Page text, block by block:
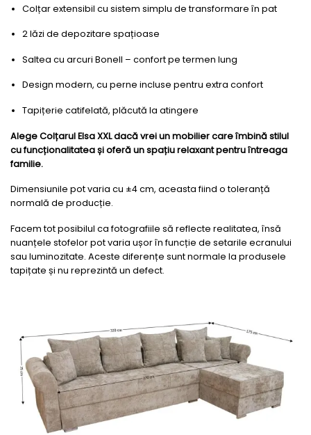
Colțar extensibil cu sistem simplu de transformare în pat
2 lăzi de depozitare spațioase
Saltea cu arcuri Bonell – confort pe termen lung
Design modern, cu perne incluse pentru extra confort
Tapițerie catifelată, plăcută la atingere
Alege Colțarul Elsa XXL dacă vrei un mobilier care îmbină stilul
cu funcționalitatea și oferă un spațiu relaxant pentru întreaga
familie.
Dimensiunile pot varia cu ±4 cm, aceasta fiind o toleranță
normală de producție.
Facem tot posibilul ca fotografiile să reflecte realitatea, însă
nuanțele stofelor pot varia ușor în funcție de setarile ecranului
sau luminozitate. Aceste diferențe sunt normale la produsele
tapițate și nu reprezintă un defect.